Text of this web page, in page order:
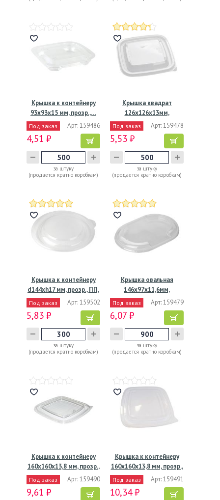
Крышка к контейнеру
93х93х15 мм, прозр.,…
Под заказ Арт: 159486
4,51 ₽
за штуку
(продается кратно коробкам)
Крышка квадрат
126х126х13мм,
прозрачная
Под заказ Арт: 159478
5,53 ₽
за штуку
(продается кратно коробкам)
Крышка к контейнеру
d144хh17 мм, прозр., ПП,
Под заказ Арт: 159502
5,83 ₽
за штуку
(продается кратно коробкам)
Крышка овальная
146х97х11,6мм,
прозрачная ПЭТ
Под заказ Арт: 159479
6,07 ₽
за штуку
(продается кратно коробкам)
Крышка к контейнеру
160х160х13,8 мм, прозр.,
Под заказ Арт: 159490
9,61 ₽
Крышка к контейнеру
160х160х13,8 мм, прозр.,
Под заказ Арт: 159491
10,34 ₽